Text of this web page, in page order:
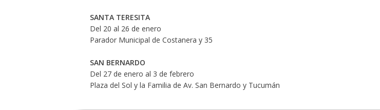
SANTA TERESITA
Del 20 al 26 de enero
Parador Municipal de Costanera y 35
SAN BERNARDO
Del 27 de enero al 3 de febrero
Plaza del Sol y la Familia de Av. San Bernardo y Tucumán